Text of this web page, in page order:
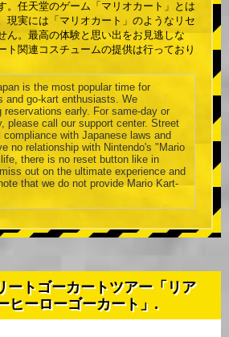
。任天堂のゲーム「マリオカート」とは
現実には「マリオカート」のようなリセ
ん。最高の体験と思い出をお見逃しな
ト関連コスチュームの提供は行っており
is the most popular time for
and go-kart enthusiasts. We
reservations early. For same-day or
please call our support center. Street
compliance with Japanese laws and
no relationship with Nintendo's "Mario
there is no reset button like in
out on the ultimate experience and
that we do not provide Mario Kart-
ートゴーカートツアー「リア
ヒーローゴーカート」.